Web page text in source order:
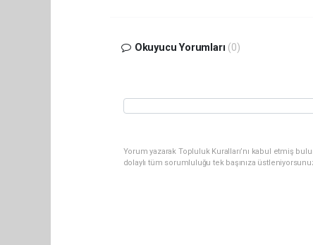
Okuyucu Yorumları (0)
Yorum yazarak Topluluk Kuralları’nı kabul etmiş
dolaylı tüm sorumluluğu tek başınıza